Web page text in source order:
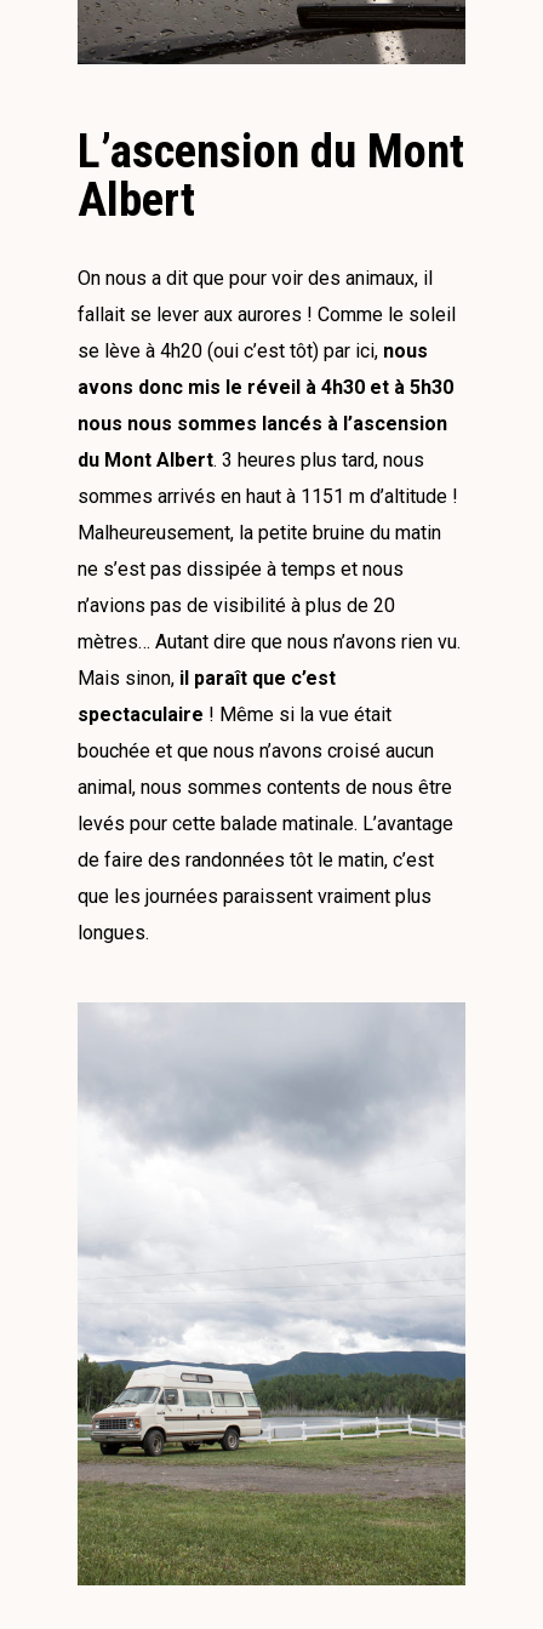
L’ascension du Mont
Albert
On nous a dit que pour voir des animaux, il
fallait se lever aux aurores ! Comme le soleil
se lève à 4h20 (oui c’est tôt) par ici, nous
avons donc mis le réveil à 4h30 et à 5h30
nous nous sommes lancés à l’ascension
du Mont Albert. 3 heures plus tard, nous
sommes arrivés en haut à 1151 m d’altitude !
Malheureusement, la petite bruine du matin
ne s’est pas dissipée à temps et nous
n’avions pas de visibilité à plus de 20
mètres… Autant dire que nous n’avons rien vu.
Mais sinon, il paraît que c’est
spectaculaire ! Même si la vue était
bouchée et que nous n’avons croisé aucun
animal, nous sommes contents de nous être
levés pour cette balade matinale. L’avantage
de faire des randonnées tôt le matin, c’est
que les journées paraissent vraiment plus
longues.